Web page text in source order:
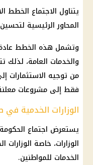
يتناول الاجتماع الخطط
المحاور الرئيسية
وتشمل هذه الخطط
والخدمات العامة، لذلك
من توجيه الاستثمارات
فقط إلى مشروعات
الوزارات الخدمية
يستعرض اجتماع
الوزارات، خاصة
الخدمات للمواطنين.